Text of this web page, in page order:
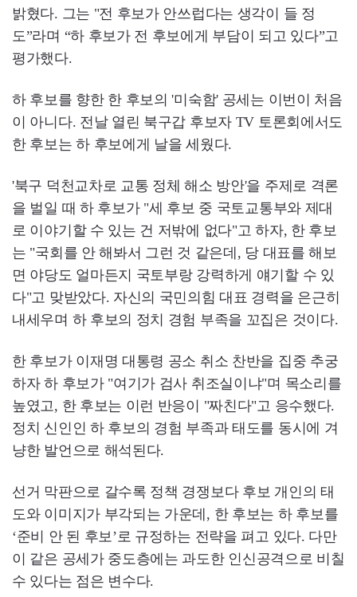
밝혔다. 그는 "전 후보가 안쓰럽다는 생각이 들 정
도”라며 “하 후보가 전 후보에게 부담이 되고 있다”고
평가했다.
하 후보를 향한 한 후보의 '미숙함' 공세는 이번이 처음
이 아니다. 전날 열린 북구갑 후보자 TV 토론회에서도
한 후보는 하 후보에게 날을 세웠다.
'북구 덕천교차로 교통 정체 해소 방안'을 주제로 격론
을 벌일 때 하 후보가 "세 후보 중 국토교통부와 제대
로 이야기할 수 있는 건 저밖에 없다"고 하자, 한 후보
는 "국회를 안 해봐서 그런 것 같은데, 당 대표를 해보
면 야당도 얼마든지 국토부랑 강력하게 얘기할 수 있
다"고 맞받았다. 자신의 국민의힘 대표 경력을 은근히
내세우며 하 후보의 정치 경험 부족을 꼬집은 것이다.
한 후보가 이재명 대통령 공소 취소 찬반을 집중 추궁
하자 하 후보가 "여기가 검사 취조실이냐"며 목소리를
높였고, 한 후보는 이런 반응이 "짜친다"고 응수했다.
정치 신인인 하 후보의 경험 부족과 태도를 동시에 겨
냥한 발언으로 해석된다.
선거 막판으로 갈수록 정책 경쟁보다 후보 개인의 태
도와 이미지가 부각되는 가운데, 한 후보는 하 후보를
‘준비 안 된 후보’로 규정하는 전략을 펴고 있다. 다만
이 같은 공세가 중도층에는 과도한 인신공격으로 비칠
수 있다는 점은 변수다.